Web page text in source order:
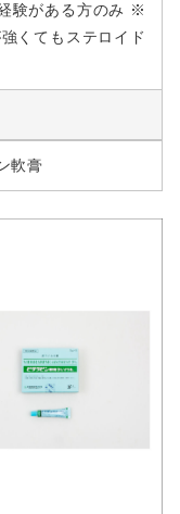
験がある方のみ ※
くてもステロイド
軟膏